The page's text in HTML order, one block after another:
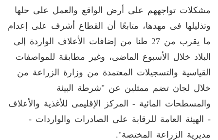
مشكلات تواجههم على أرض الواقع والعمل على حلها
وتذليلها فى مهدها، متابعًا أن القطاع أشرف على إعدام
ما يقرب من 27 طنا من إضافات الأعلاف الواردة إلى
البلاد خلال الأسبوع الماضى، وغير مطابقة للمواصفات
القياسية والتسجيلات المعتمدة من وزارة الزراعة من
خلال لجان تضم ممثلين عن "شرطة البيئة
والمسطحات المائية - المركز الإقليمى للأغذية والأعلاف
- الهيئة العامة للرقابة على الصادرات والواردات -
مديرية الزراعة المختصة".